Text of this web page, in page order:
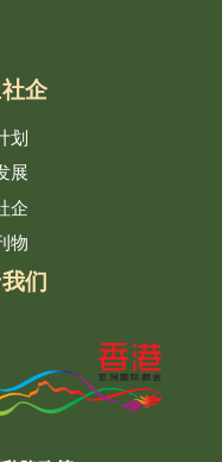
企
划
展
企
物
们